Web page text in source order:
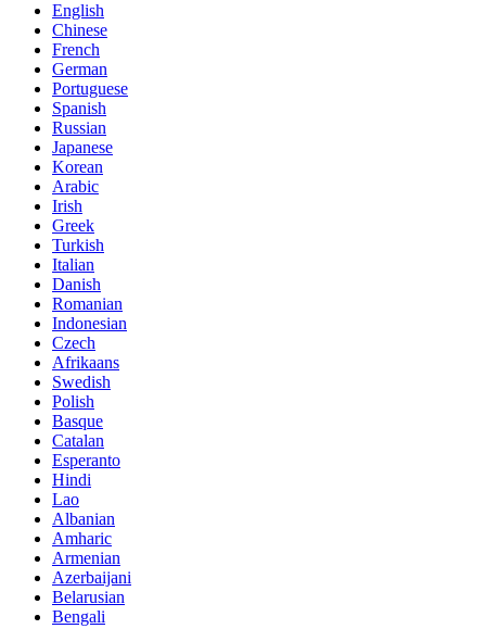
English
Chinese
French
German
Portuguese
Spanish
Russian
Japanese
Korean
Arabic
Irish
Greek
Turkish
Italian
Danish
Romanian
Indonesian
Czech
Afrikaans
Swedish
Polish
Basque
Catalan
Esperanto
Hindi
Lao
Albanian
Amharic
Armenian
Azerbaijani
Belarusian
Bengali